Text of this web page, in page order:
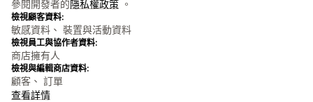
參閱開發者的隱私權政策 。
檢視顧客資料:
敏感資料、 裝置與活動資料
檢視員工與協作者資料:
商店擁有人
檢視與編輯商店資料:
顧客、 訂單
查看詳情